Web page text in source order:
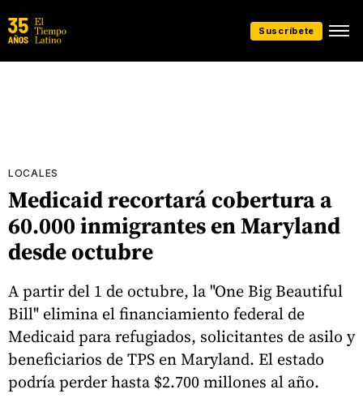
Suscríbete
LOCALES
Medicaid recortará cobertura a
60.000 inmigrantes en Maryland
desde octubre
A partir del 1 de octubre, la "One Big Beautiful
Bill" elimina el financiamiento federal de
Medicaid para refugiados, solicitantes de asilo y
beneficiarios de TPS en Maryland. El estado
podría perder hasta $2.700 millones al año.